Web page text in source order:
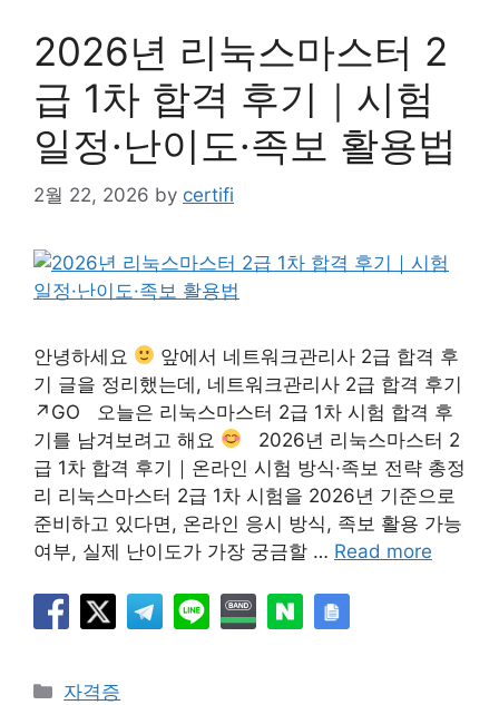
2026년 리눅스마스터 2
급 1차 합격 후기｜시험
일정·난이도·족보 활용법
2월 22, 2026 by certifi
안녕하세요
앞에서 네트워크관리사 2급 합격 후
기 글을 정리했는데, 네트워크관리사 2급 합격 후기
↗GO 오늘은 리눅스마스터 2급 1차 시험 합격 후
기를 남겨보려고 해요
2026년 리눅스마스터 2
급 1차 합격 후기｜온라인 시험 방식·족보 전략 총정
리 리눅스마스터 2급 1차 시험을 2026년 기준으로
준비하고 있다면, 온라인 응시 방식, 족보 활용 가능
여부, 실제 난이도가 가장 궁금할 … Read more
Categories
자격증